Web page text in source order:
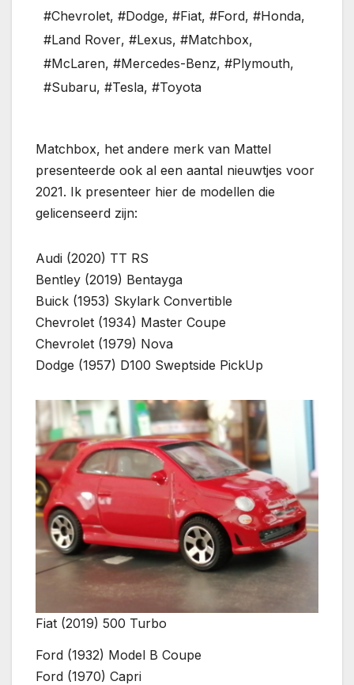
#Chevrolet, #Dodge, #Fiat, #Ford, #Honda,
#Land Rover, #Lexus, #Matchbox,
#McLaren, #Mercedes-Benz, #Plymouth,
#Subaru, #Tesla, #Toyota
Matchbox, het andere merk van Mattel
presenteerde ook al een aantal nieuwtjes voor
2021. Ik presenteer hier de modellen die
gelicenseerd zijn:
Audi (2020) TT RS
Bentley (2019) Bentayga
Buick (1953) Skylark Convertible
Chevrolet (1934) Master Coupe
Chevrolet (1979) Nova
Dodge (1957) D100 Sweptside PickUp
Fiat (2019) 500 Turbo
Ford (1932) Model B Coupe
Ford (1970) Capri